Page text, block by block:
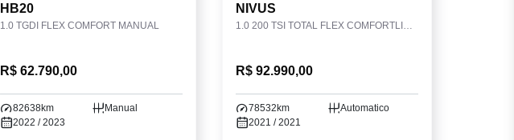
HB20
1.0 TGDI FLEX COMFORT MANUAL
R$ 62.790,00
82638km
Manual
2022 / 2023
NIVUS
1.0 200 TSI TOTAL FLEX COMFORTLINE AUTOMÁTICO
R$ 92.990,00
78532km
Automatico
2021 / 2021